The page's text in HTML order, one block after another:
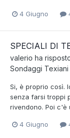
4 Giugno
SPECIALI DI
valerio ha
Sondaggi Texiani
Si, è proprio così.
senza farsi troppi
rivendono. Poi c'è
4 Giugno